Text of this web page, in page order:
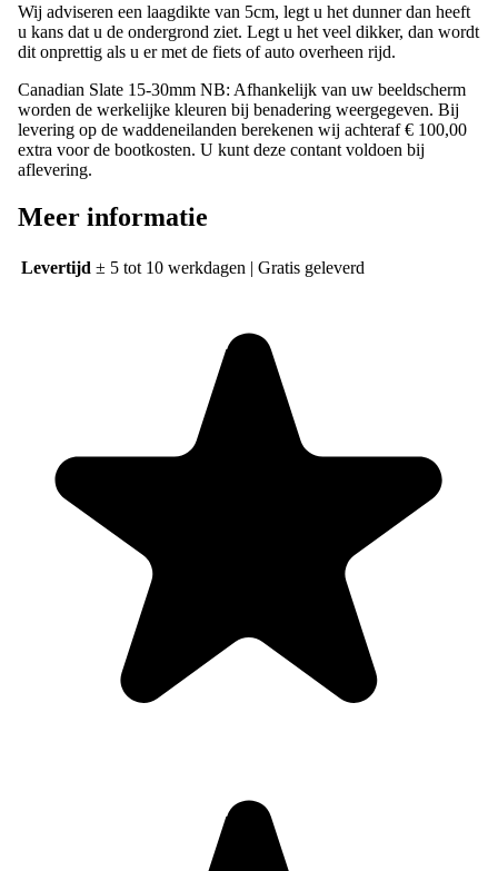
Wij adviseren een laagdikte van 5cm, legt u het dunner dan heeft
u kans dat u de ondergrond ziet. Legt u het veel dikker, dan wordt
dit onprettig als u er met de fiets of auto overheen rijd.
Canadian Slate 15-30mm NB: Afhankelijk van uw beeldscherm
worden de werkelijke kleuren bij benadering weergegeven. Bij
levering op de waddeneilanden berekenen wij achteraf € 100,00
extra voor de bootkosten. U kunt deze contant voldoen bij
aflevering.
Meer informatie
Levertijd ± 5 tot 10 werkdagen | Gratis geleverd